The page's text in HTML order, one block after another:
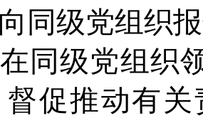
向同级党组织
在同级党组织
促推动有